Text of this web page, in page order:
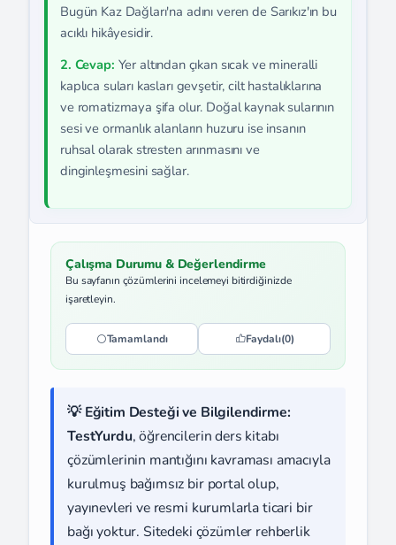
Bugün Kaz Dağları'na adını veren de Sarıkız'ın bu
acıklı hikâyesidir.
2. Cevap: Yer altından çıkan sıcak ve mineralli
kaplıca suları kasları gevşetir, cilt hastalıklarına
ve romatizmaya şifa olur. Doğal kaynak sularının
sesi ve ormanlık alanların huzuru ise insanın
ruhsal olarak stresten arınmasını ve
dinginleşmesini sağlar.
Çalışma Durumu & Değerlendirme
Bu sayfanın çözümlerini incelemeyi bitirdiğinizde
işaretleyin.
Tamamlandı Faydalı(0)
💡 Eğitim Desteği ve Bilgilendirme:
TestYurdu, öğrencilerin ders kitabı
çözümlerinin mantığını kavraması amacıyla
kurulmuş bağımsız bir portal olup,
yayınevleri ve resmi kurumlarla ticari bir
bağı yoktur. Sitedeki çözümler rehberlik